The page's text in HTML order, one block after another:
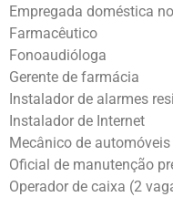
Empregada doméstica
Farmacêutico
Fonoaudióloga
Gerente de farmácia
Instalador de alarmes
Instalador de Internet
Mecânico de automóveis
Oficial de manutenção
Operador de caixa (2